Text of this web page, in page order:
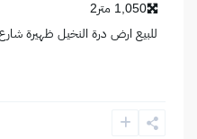
1,050 متر2
البحر